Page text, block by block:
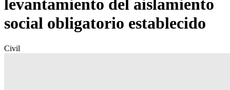
levantamiento del aislamiento
social obligatorio establecido
Civil